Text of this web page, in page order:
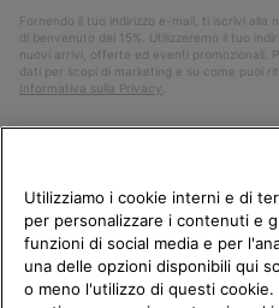
Fornendo il tuo indirizzo e-mail, ti iscrivi
di benvenuto del 15%. Utilizzeremo il tuo
nuovi arrivi, offerte ed eventi promozionali.
dati per scopi di marketing e su come puoi
Informativa sulla Privacy
Utilizziamo i cookie interni e di
per personalizzare i contenuti e
funzioni di social media e per
una delle opzioni disponibili qui
o meno l'utilizzo di questi